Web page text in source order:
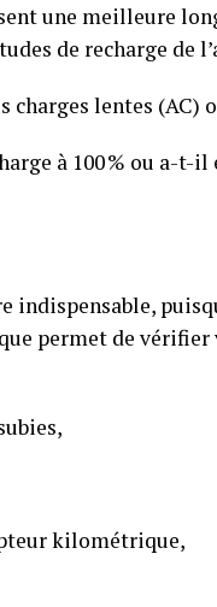
une meilleure
de recharge de
charges lentes (AC)
à 100 % ou a-t-il
indispensable,
permet de vérifier
kilométrique,